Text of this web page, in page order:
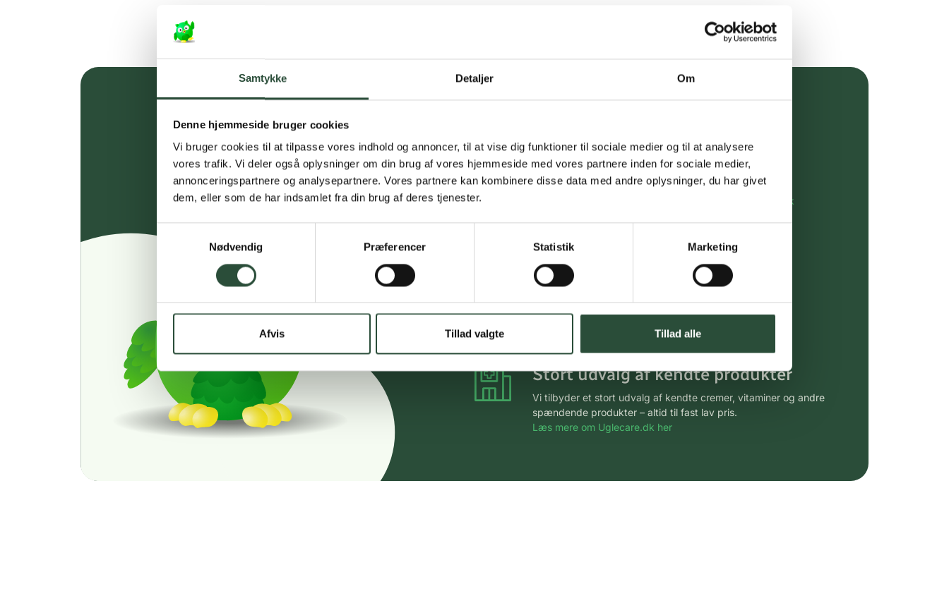
Samtykke Detaljer Om
Denne hjemmeside bruger cookies
Vi bruger cookies til at tilpasse vores indhold og annoncer, til at vise dig funktioner til sociale medier og til at analysere
vores trafik. Vi deler også oplysninger om din brug af vores hjemmeside med vores partnere inden for sociale medier,
annonceringspartnere og analysepartnere. Vores partnere kan kombinere disse data med andre oplysninger, du har givet
dem, eller som de har indsamlet fra din brug af deres tjenester.
Nødvendig
Præferencer Statistik Marketing
Afvis Tillad valgte Tillad alle
Personlig rådgivning
kundeservice@uglecare.dk
Hurtig levering (30 min. i Kbh)
Hurtigt leveringen via GLS, og DAO
Faste lave priser*
*Gælder ikke ernæringsprodukter.
Stort udvalg af kendte produkter
Vi tilbyder et stort udvalg af kendte cremer, vitaminer og andre
spændende produkter – altid til fast lav pris.
Læs mere om Uglecare.dk her